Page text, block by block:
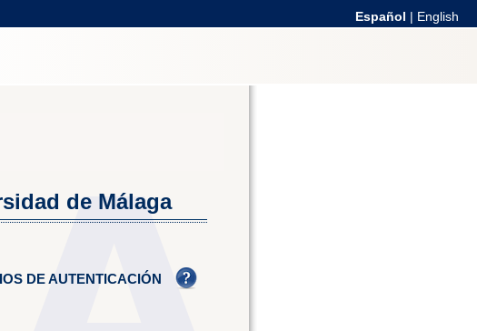
Español | English
de Málaga
DE AUTENTICACIÓN